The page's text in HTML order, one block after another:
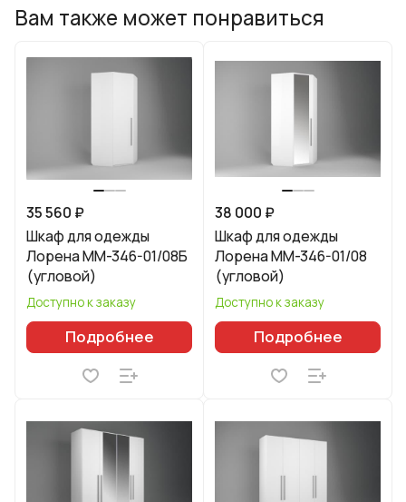
Вам также может понравиться
35 560 ₽
Шкаф для одежды
Лорена ММ-346-01/08Б
(угловой)
Доступно к заказу
Подробнее
38 000 ₽
Шкаф для одежды
Лорена ММ-346-01/08
(угловой)
Доступно к заказу
Подробнее